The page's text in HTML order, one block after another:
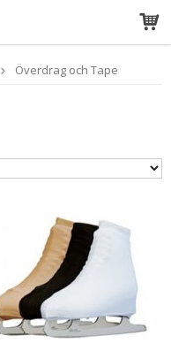
Överdrag och Tape